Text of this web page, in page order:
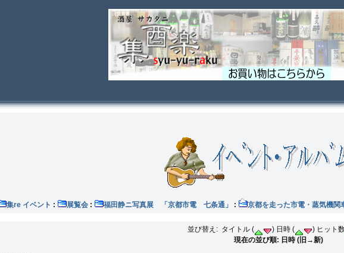
集re イベント : 展覧会 : 福田静ニ写真展 「京都市電 七条通」 : 京都を走った市電・蒸気機
並び替え: タイトル ( ) 日時 ( ) ヒット
現在の並び順: 日時 (旧→新)